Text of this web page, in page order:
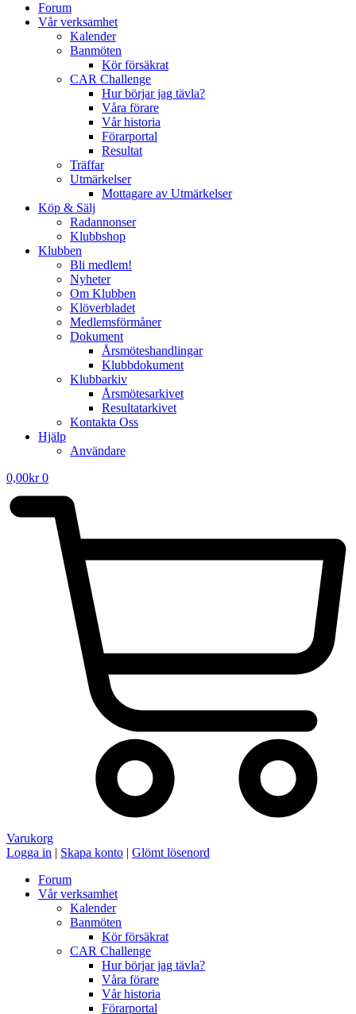
Forum
Vår verksamhet
Kalender
Banmöten
Kör försäkrat
CAR Challenge
Hur börjar jag tävla?
Våra förare
Vår historia
Förarportal
Resultat
Träffar
Utmärkelser
Mottagare av Utmärkelser
Köp & Sälj
Radannonser
Klubbshop
Klubben
Bli medlem!
Nyheter
Om Klubben
Klöverbladet
Medlemsförmåner
Dokument
Årsmöteshandlingar
Klubbdokument
Klubbarkiv
Årsmötesarkivet
Resultatarkivet
Kontakta Oss
Hjälp
Användare
0,00kr 0
Varukorg
Logga in | Skapa konto | Glömt lösenord
Forum
Vår verksamhet
Kalender
Banmöten
Kör försäkrat
CAR Challenge
Hur börjar jag tävla?
Våra förare
Vår historia
Förarportal